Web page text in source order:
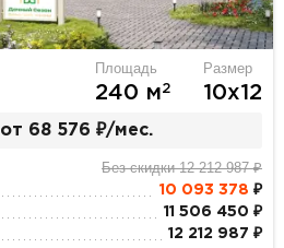
Площадь
240 м2
Размер
10х12
от 68 576 ₽/мес.
Без скидки 12 212 987 ₽
10 093 378 ₽
11 506 450 ₽
12 212 987 ₽